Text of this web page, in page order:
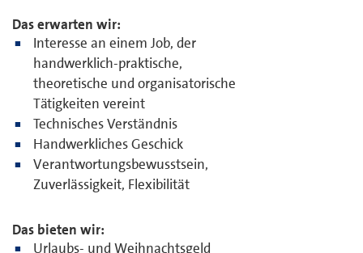
Das erwarten wir:
Interesse an einem Job, der
handwerklich-praktische,
theoretische und organisatorische
Tätigkeiten vereint
Technisches Verständnis
Handwerkliches Geschick
Verantwortungsbewusstsein,
Zuverlässigkeit, Flexibilität
Das bieten wir:
Urlaubs- und Weihnachtsgeld